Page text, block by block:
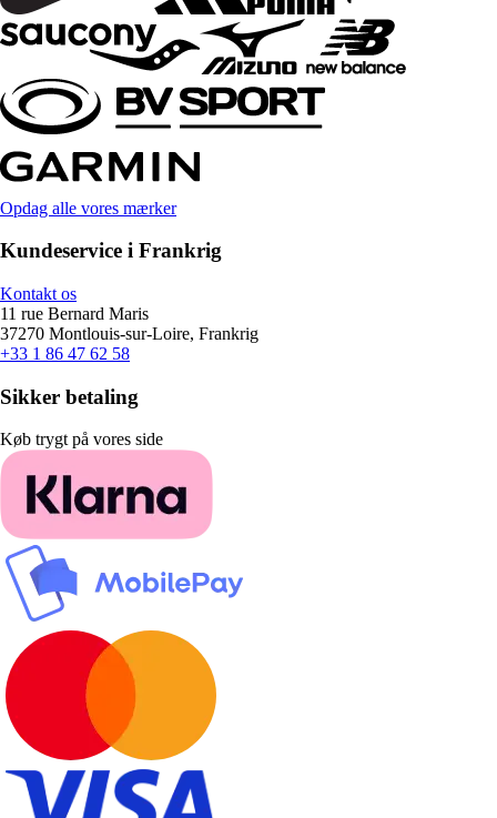
Opdag alle vores mærker
Kundeservice i Frankrig
Kontakt os
11 rue Bernard Maris
37270 Montlouis-sur-Loire, Frankrig
+33 1 86 47 62 58
Sikker betaling
Køb trygt på vores side